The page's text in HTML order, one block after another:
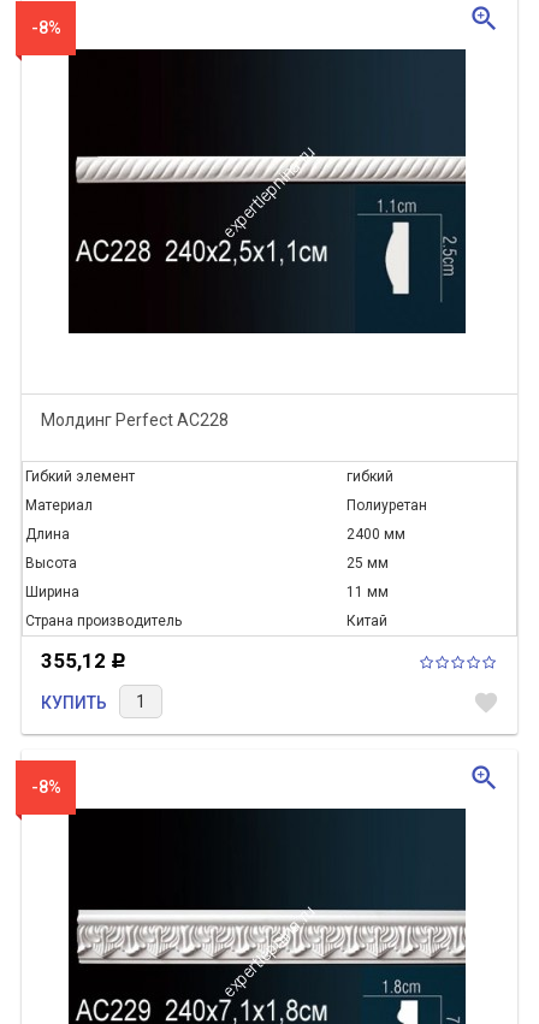
-8%
Молдинг Perfect AC228
Гибкий элемент
гибкий
Материал
Полиуретан
Длина
2400 мм
Высота
25 мм
Ширина
11 мм
Страна производитель
Китай
355,12 Р
КУПИТЬ favorite
zoom_in
-8% zoom_in